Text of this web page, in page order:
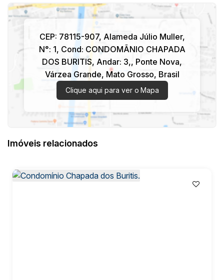
CEP: 78115-907, Alameda Júlio Muller,
N°: 1, Cond: CONDOMÃNIO CHAPADA
DOS BURITIS, Andar: 3,, Ponte Nova,
Várzea Grande, Mato Grosso, Brasil
Clique aqui para ver o Mapa
Imóveis relacionados